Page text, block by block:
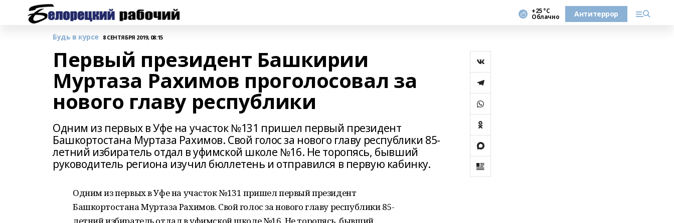
+25 °С
Облачно Антитеррор
Будь в курсе 8 СЕНТЯБРЯ 2019, 08:15
Первый президент Башкирии
Муртаза Рахимов проголосовал за
нового главу республики
Одним из первых в Уфе на участок №131 пришел первый президент
Башкортостана Муртаза Рахимов. Свой голос за нового главу республики 85-
летний избиратель отдал в уфимской школе №16. Не торопясь, бывший
руководитель региона изучил бюллетень и отправился в первую кабинку.
Одним из первых в Уфе на участок №131 пришел первый президент
Башкортостана Муртаза Рахимов. Свой голос за нового главу республики 85-